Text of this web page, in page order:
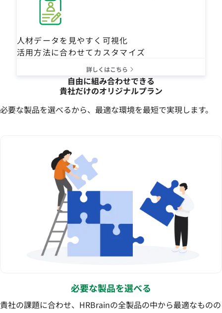
人材データを見やすく可視化
活用方法に合わせてカスタマイズ
詳しくはこちら
自由に組み合わせできる
貴社だけのオリジナルプラン
必要な製品を選べるから、最適な環境を最短で実現します。
必要な製品を選べる
貴社の課題に合わせ、HRBrainの全製品の中から最適なものの